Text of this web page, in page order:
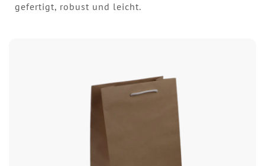
gefertigt, robust und leicht.